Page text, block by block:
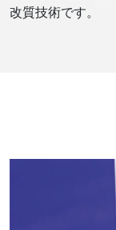
改質技術です。